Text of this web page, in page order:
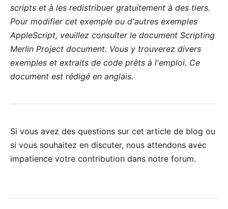
scripts et à les redistribuer gratuitement à des tiers.
Pour modifier cet exemple ou d'autres exemples
AppleScript, veuillez consulter le document Scripting
Merlin Project document. Vous y trouverez divers
exemples et extraits de code prêts à l'emploi. Ce
document est rédigé en anglais.
Si vous avez des questions sur cet article de blog ou
si vous souhaitez en discuter, nous attendons avec
impatience votre contribution dans notre forum.